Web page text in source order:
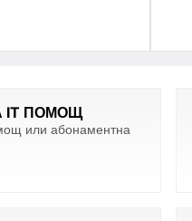
IT ПОМОЩ
или абонаментна